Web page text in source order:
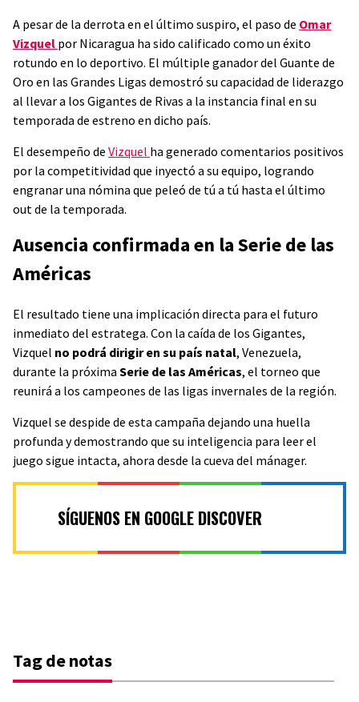
A pesar de la derrota en el último suspiro, el paso de Omar
Vizquel por Nicaragua ha sido calificado como un éxito
rotundo en lo deportivo. El múltiple ganador del Guante de
Oro en las Grandes Ligas demostró su capacidad de liderazgo
al llevar a los Gigantes de Rivas a la instancia final en su
temporada de estreno en dicho país.
El desempeño de Vizquel ha generado comentarios positivos
por la competitividad que inyectó a su equipo, logrando
engranar una nómina que peleó de tú a tú hasta el último
out de la temporada.
Ausencia confirmada en la Serie de las
Américas
El resultado tiene una implicación directa para el futuro
inmediato del estratega. Con la caída de los Gigantes,
Vizquel no podrá dirigir en su país natal, Venezuela,
durante la próxima Serie de las Américas, el torneo que
reunirá a los campeones de las ligas invernales de la región.
Vizquel se despide de esta campaña dejando una huella
profunda y demostrando que su inteligencia para leer el
juego sigue intacta, ahora desde la cueva del mánager.
SÍGUENOS EN GOOGLE DISCOVER
Tag de notas